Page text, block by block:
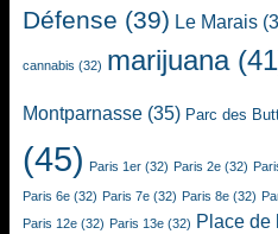
Défense (39) Le Marais
cannabis (32) marijuana
Montparnasse (35) Parc des
(45) Paris 1er (32) Paris 2e (32)
Paris 6e (32) Paris 7e (32) Paris 8e (32)
Paris 12e (32) Paris 13e (32) Place de